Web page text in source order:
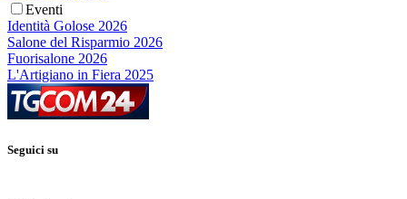
Eventi
Identità Golose 2026
Salone del Risparmio 2026
Fuorisalone 2026
L'Artigiano in Fiera 2025
Seguici su